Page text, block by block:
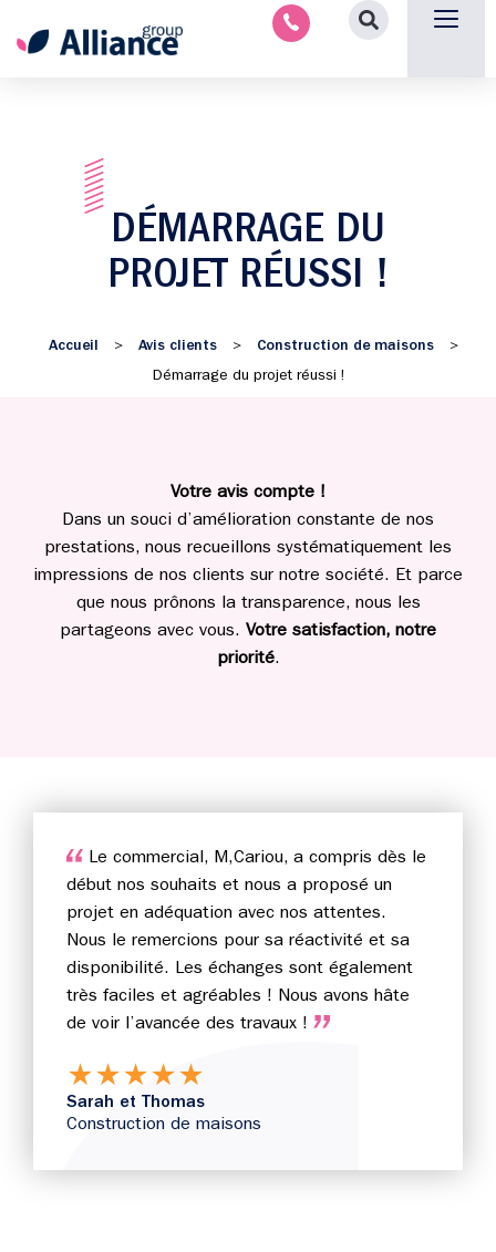
DÉMARRAGE DU
PROJET RÉUSSI !
Accueil > Avis clients > Construction de maisons >
Démarrage du projet réussi !
Votre avis compte !
Dans un souci d’amélioration constante de nos
prestations, nous recueillons systématiquement les
impressions de nos clients sur notre société. Et parce
que nous prônons la transparence, nous les
partageons avec vous. Votre satisfaction, notre
priorité.
Le commercial, M,Cariou, a compris dès le
début nos souhaits et nous a proposé un
projet en adéquation avec nos attentes.
Nous le remercions pour sa réactivité et sa
disponibilité. Les échanges sont également
très faciles et agréables ! Nous avons hâte
de voir l’avancée des travaux !
★★★★★
Sarah et Thomas
Construction de maisons